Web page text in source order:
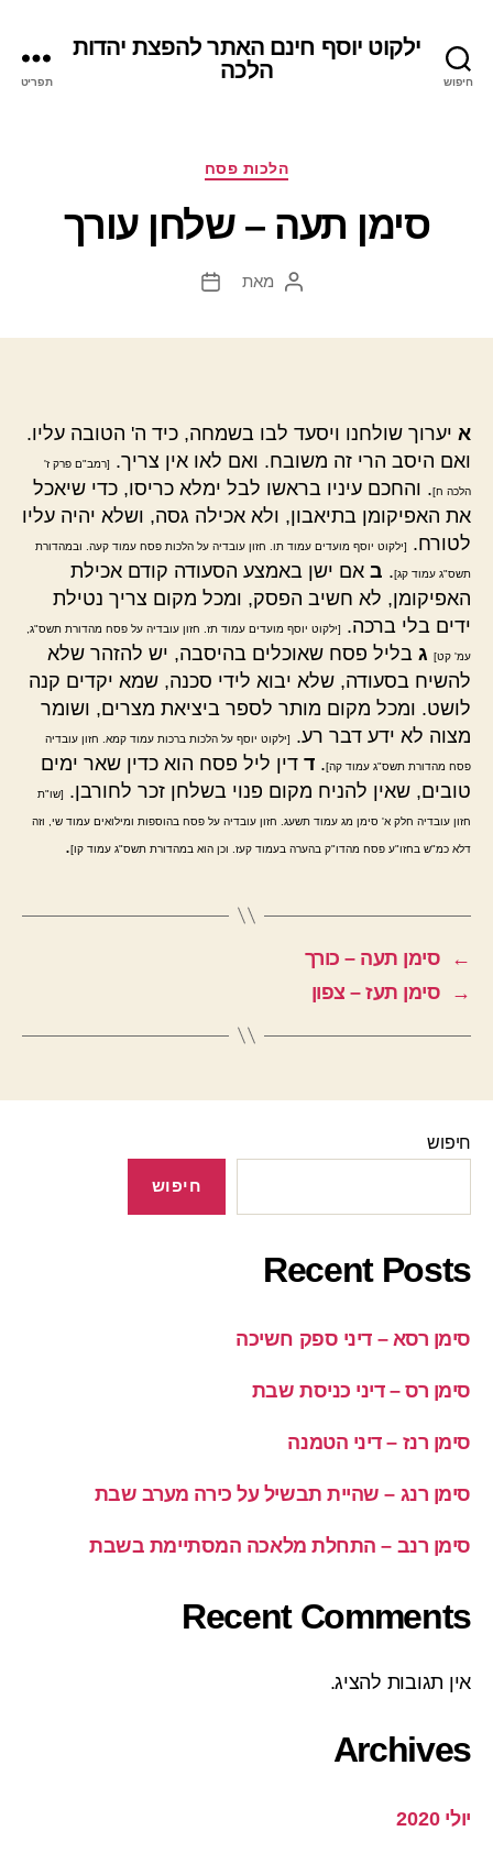
חיפוש
ילקוט יוסף חינם האתר להפצת יהדות
הלכה
תפריט
קטגוריות
הלכות פסח
סימן תעה – שלחן עורך
המחבר
מאת
תאריך
א יערוך שולחנו ויסעד לבו בשמחה, כיד ה' הטובה עליו.
ואם היסב הרי זה משובח. ואם לאו אין צריך.
[רמב"ם פרק ז'
הלכה ח]. והחכם עיניו בראשו לבל ימלא כריסו, כדי שיאכל
את האפיקומן בתיאבון, ולא אכילה גסה, ושלא יהיה עליו
לטורח.
[ילקוט יוסף מועדים עמוד תו. חזון עובדיה על הלכות פסח עמוד קעה. ובמהדורת
תשס"ג עמוד קג]. ב אם ישן באמצע הסעודה קודם אכילת
האפיקומן, לא חשיב הפסק, ומכל מקום צריך נטילת
ידים בלי ברכה.
[ילקוט יוסף מועדים עמוד תז. חזון עובדיה על פסח מהדורת תשס"ג,
עמ' קט] ג בליל פסח שאוכלים בהיסבה, יש להזהר שלא
להשיח בסעודה, שלא יבוא לידי סכנה, שמא יקדים קנה
לושט. ומכל מקום מותר לספר ביציאת מצרים, ושומר
מצוה לא ידע דבר רע.
[ילקוט יוסף על הלכות ברכות עמוד קמא. חזון עובדיה
פסח מהדורת תשס"ג עמוד קה]. ד דין ליל פסח הוא כדין שאר ימים
טובים, שאין להניח מקום פנוי בשלחן זכר לחורבן.
[שו"ת
חזון עובדיה חלק א' סימן מג עמוד תשעג. חזון עובדיה על פסח בהוספות ומילואים עמוד שי, וזה
דלא כמ"ש בחזו"ע פסח מהדו"ק בהערה בעמוד קעז. וכן הוא במהדורת תשס"ג עמוד קו].
←
סימן תעה – כורך
→
סימן תעז – צפון
חיפוש
חיפוש
Recent Posts
סימן רסא – דיני ספק חשיכה
סימן רס – דיני כניסת שבת
סימן רנז – דיני הטמנה
סימן רנג – שהיית תבשיל על כירה מערב שבת
סימן רנב – התחלת מלאכה המסתיימת בשבת
Recent Comments
אין תגובות להציג.
Archives
יולי 2020